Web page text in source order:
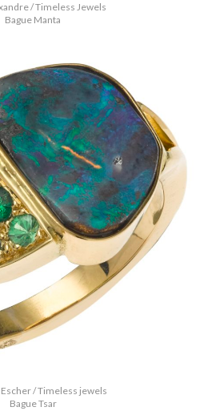
/ Timeless Jewels
Bague Manta
/ Timeless jewels
Bague Tsar